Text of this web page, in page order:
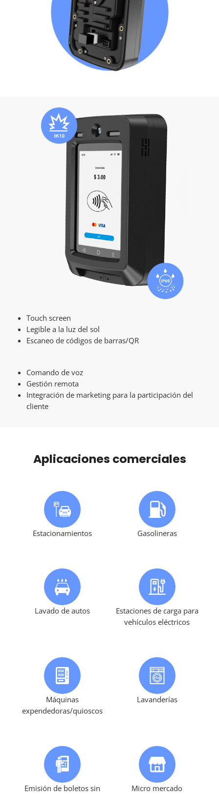
Touch screen
Legible a la luz del sol
Escaneo de códigos de barras/QR
Comando de voz
Gestión remota
Integración de marketing para la participación del
cliente
Aplicaciones comerciales
Estacionamientos Gasolineras
Lavado de autos
Estaciones de carga para
vehículos eléctricos
Máquinas
expendedoras/quioscos
Lavanderías
Emisión de boletos sin
Micro mercado